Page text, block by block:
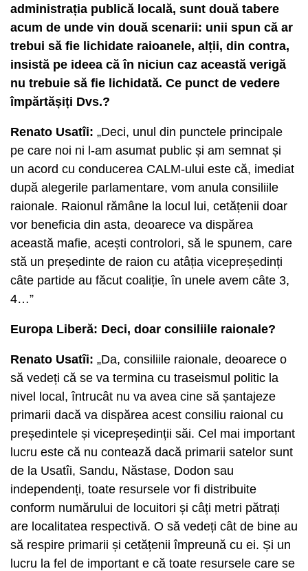
administrația publică locală, sunt două tabere
acum de unde vin două scenarii: unii spun că ar
trebui să fie lichidate raioanele, alții, din contra,
insistă pe ideea că în niciun caz această verigă
nu trebuie să fie lichidată. Ce punct de vedere
împărtășiți Dvs.?
Renato Usatîi: „Deci, unul din punctele principale
pe care noi ni l-am asumat public și am semnat și
un acord cu conducerea CALM-ului este că, imediat
după alegerile parlamentare, vom anula consiliile
raionale. Raionul rămâne la locul lui, cetățenii doar
vor beneficia din asta, deoarece va dispărea
această mafie, acești controlori, să le spunem, care
stă un președinte de raion cu atâția vicepreședinți
câte partide au făcut coaliție, în unele avem câte 3,
4…”
Europa Liberă: Deci, doar consiliile raionale?
Renato Usatîi: „Da, consiliile raionale, deoarece o
să vedeți că se va termina cu traseismul politic la
nivel local, întrucât nu va avea cine să șantajeze
primarii dacă va dispărea acest consiliu raional cu
președintele și vicepreședinții săi. Cel mai important
lucru este că nu contează dacă primarii satelor sunt
de la Usatîi, Sandu, Năstase, Dodon sau
independenți, toate resursele vor fi distribuite
conform numărului de locuitori și câți metri pătrați
are localitatea respectivă. O să vedeți cât de bine au
să respire primarii și cetățenii împreună cu ei. Și un
lucru la fel de important e că toate resursele care se